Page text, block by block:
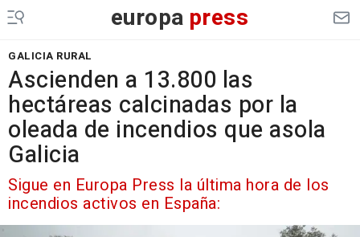
europa press
GALICIA RURAL
Ascienden a 13.800 las
hectáreas calcinadas por la
oleada de incendios que asola
Galicia
Sigue en Europa Press la última hora de los
incendios activos en España: